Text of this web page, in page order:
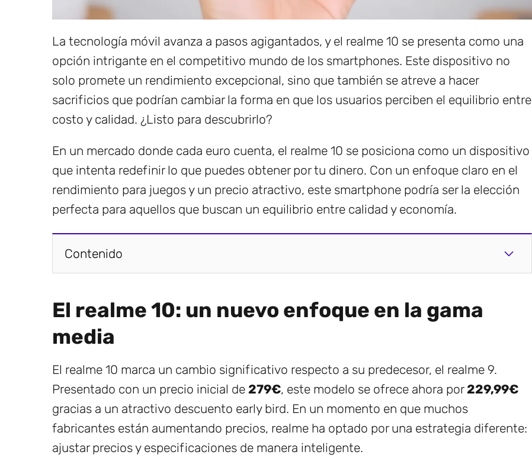
La tecnología móvil avanza a pasos agigantados, y el realme 10 se presenta como una
opción intrigante en el competitivo mundo de los smartphones. Este dispositivo no
solo promete un rendimiento excepcional, sino que también se atreve a hacer
sacrificios que podrían cambiar la forma en que los usuarios perciben el equilibrio entre
costo y calidad. ¿Listo para descubrirlo?
En un mercado donde cada euro cuenta, el realme 10 se posiciona como un dispositivo
que intenta redefinir lo que puedes obtener por tu dinero. Con un enfoque claro en el
rendimiento para juegos y un precio atractivo, este smartphone podría ser la elección
perfecta para aquellos que buscan un equilibrio entre calidad y economía.
Contenido
El realme 10: un nuevo enfoque en la gama
media
El realme 10 marca un cambio significativo respecto a su predecesor, el realme 9.
Presentado con un precio inicial de 279€, este modelo se ofrece ahora por229,99€
gracias a un atractivo descuento early bird. En un momento en que muchos
fabricantes están aumentando precios, realme ha optado por una estrategia diferente:
ajustar precios y especificaciones de manera inteligente.